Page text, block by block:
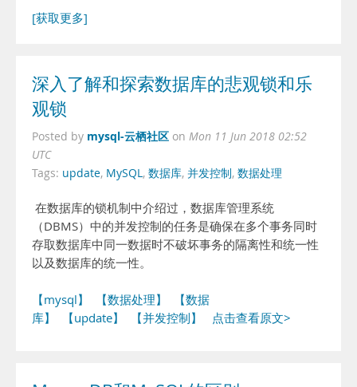
[获取更多]
深入了解和探索数据库的悲观锁和乐
观锁
Posted by mysql-云栖社区 on Mon 11 Jun 2018 02:52
UTC
Tags: update, MySQL, 数据库, 并发控制, 数据处理
在数据库的锁机制中介绍过，数据库管理系统
（DBMS）中的并发控制的任务是确保在多个事务同时
存取数据库中同一数据时不破坏事务的隔离性和统一性
以及数据库的统一性。
【mysql】 【数据处理】
【数据
库】
【update】 【并发控制】 点击查看原文>